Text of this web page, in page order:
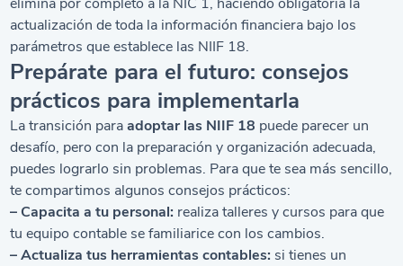
actualización de toda la información financiera bajo los
parámetros que establece las NIIF 18.
Prepárate para el futuro: consejos
prácticos para implementarla
La transición paraadoptar las NIIF 18 puede parecer un
desafío, pero con la preparación y organización adecuada,
puedes lograrlo sin problemas. Para que te sea más sencillo,
te compartimos algunos consejos prácticos:
– Capacita a tu personal: realiza talleres y cursos para que
tu equipo contable se familiarice con los cambios.
– Actualiza tus herramientas contables: si tienes un